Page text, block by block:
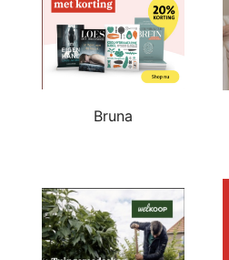
Bruna